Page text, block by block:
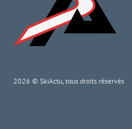
2026 © SkiActu, tous droits réservés